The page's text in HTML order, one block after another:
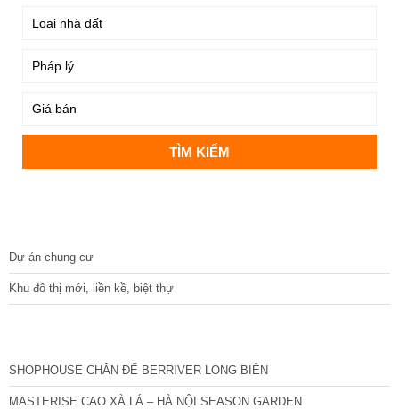
Dự án chung cư
Khu đô thị mới, liền kề, biệt thự
SHOPHOUSE CHÂN ĐẾ BERRIVER LONG BIÊN
MASTERISE CAO XÀ LÁ – HÀ NỘI SEASON GARDEN